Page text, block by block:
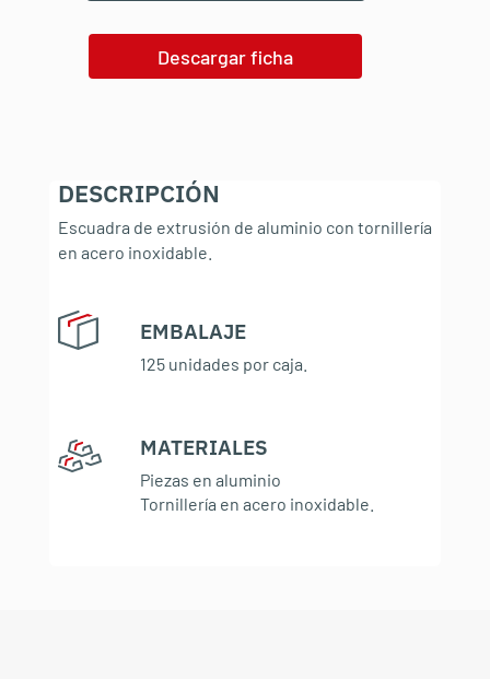
Descargar ficha
DESCRIPCIÓN
Escuadra de extrusión de aluminio con tornillería
en acero inoxidable.
EMBALAJE:
125 unidades por caja.
MATERIALES
Piezas en aluminio
Tornillería en acero inoxidable.